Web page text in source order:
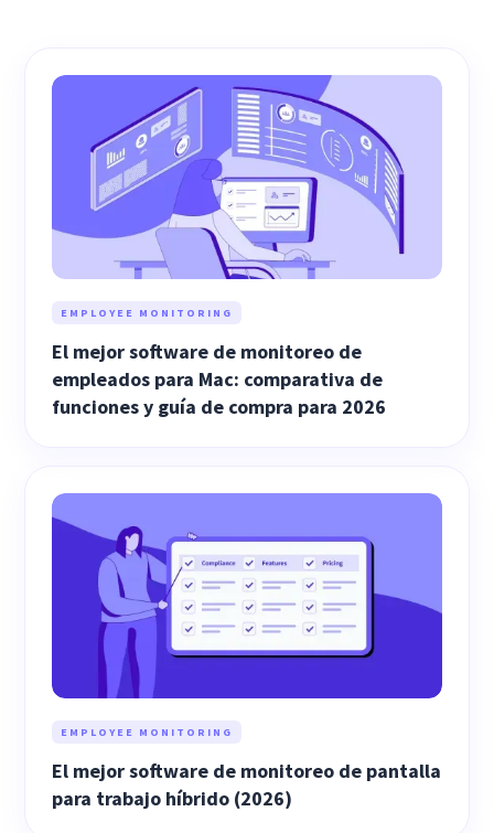
EMPLOYEE MONITORING
El mejor software de monitoreo de
empleados para Mac: comparativa de
funciones y guía de compra para 2026
EMPLOYEE MONITORING
El mejor software de monitoreo de pantalla
para trabajo híbrido (2026)